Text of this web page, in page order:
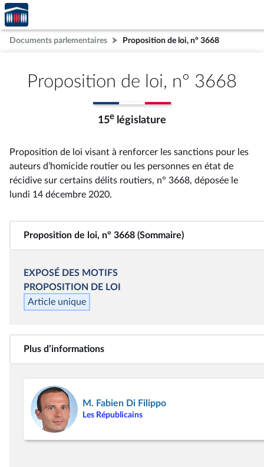
Aller au contenu
Aller en bas de la page
Accèder
à la
page
d'accueil
Documents parlementaires Proposition de loi, n° 3668
Proposition de loi, n° 3668
15e législature
Proposition de loi visant à renforcer les sanctions pour les
auteurs d’homicide routier ou les personnes en état de
récidive sur certains délits routiers, n° 3668, déposée le
lundi 14 décembre 2020.
Proposition de loi, n° 3668 (Sommaire)
EXPOSÉ DES MOTIFS
PROPOSITION DE LOI
Article unique
Plus d’informations
M. Fabien Di Filippo
Les Républicains